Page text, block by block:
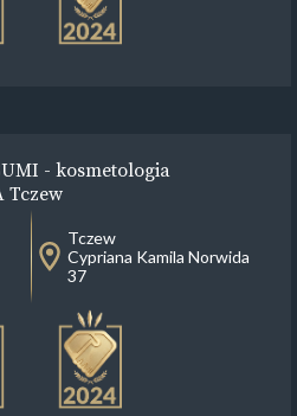
- kosmetologia
Tczew
Tczew
Cypriana Kamila Norwida
37